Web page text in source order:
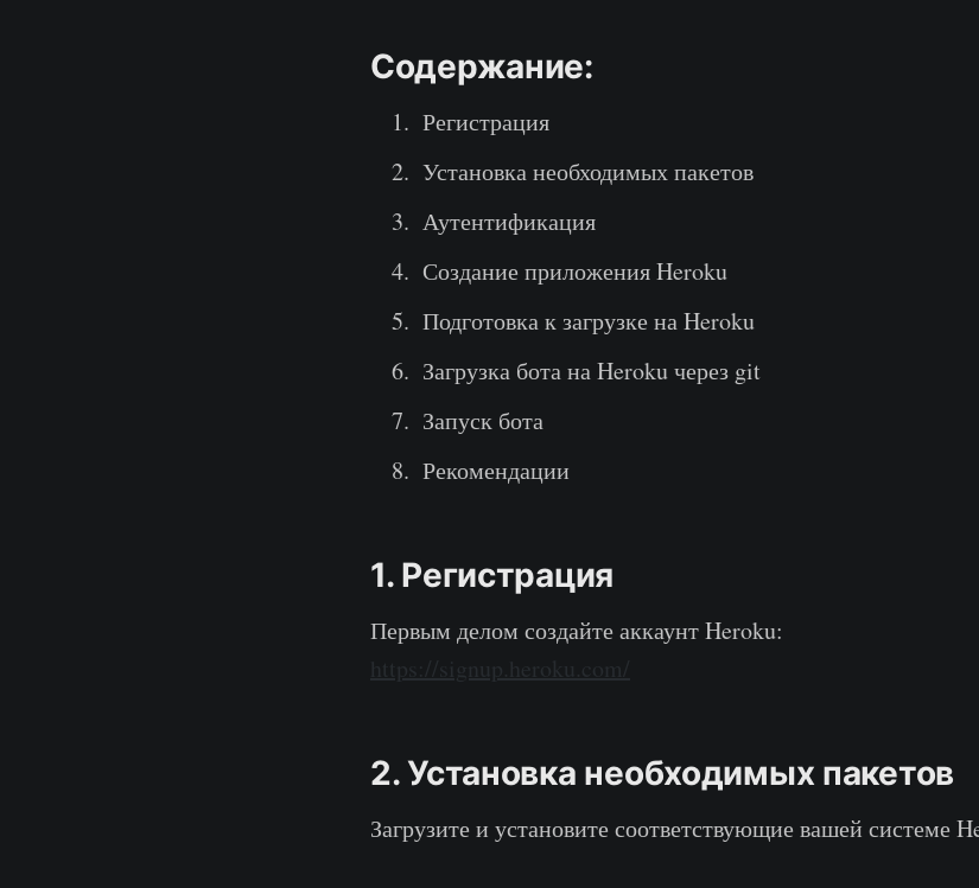
Содержание:
Регистрация
Установка необходимых пакетов
Аутентификация
Создание приложения Heroku
Подготовка к загрузке на Heroku
Загрузка бота на Heroku через git
Запуск бота
Рекомендации
1. Регистрация
Первым делом создайте аккаунт Heroku:
2. Установка необходимых пакетов
Загрузите и установите соответствующие вашей системе